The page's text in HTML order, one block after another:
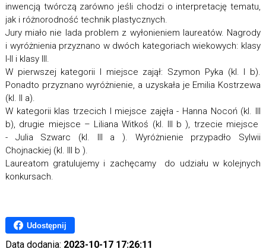
inwencją twórczą zarówno jeśli chodzi o interpretację tematu,
jak i różnorodność technik plastycznych.
Jury miało nie lada problem z wyłonieniem laureatów. Nagrody
i wyróżnienia przyznano w dwóch kategoriach wiekowych: klasy
I-II i klasy III.
W pierwszej kategorii I miejsce zajął: Szymon Pyka (kl. I b).
Ponadto przyznano wyróżnienie, a uzyskała je Emilia Kostrzewa
(kl. II a).
W kategorii klas trzecich I miejsce zajęła - Hanna Nocoń (kl. III
b), drugie miejsce – Liliana Witkoś (kl. III b ), trzecie miejsce
- Julia Szwarc (kl. III a ). Wyróżnienie przypadło Sylwii
Chojnackiej (kl. III b ).
Laureatom gratulujemy i zachęcamy do udziału w kolejnych
konkursach.
Udostępnij
Data dodania: 2023-10-17 17:26:11